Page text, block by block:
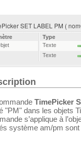
SET LABEL PM (
Type
Texte
Texte
TimePicker
"PM" dans les objets
s’applique à
système am/pm